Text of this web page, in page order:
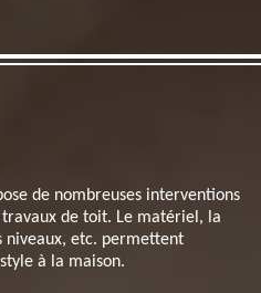
de nombreuses interventions
de toit. Le matériel, la
niveaux, etc. permettent
à la maison.